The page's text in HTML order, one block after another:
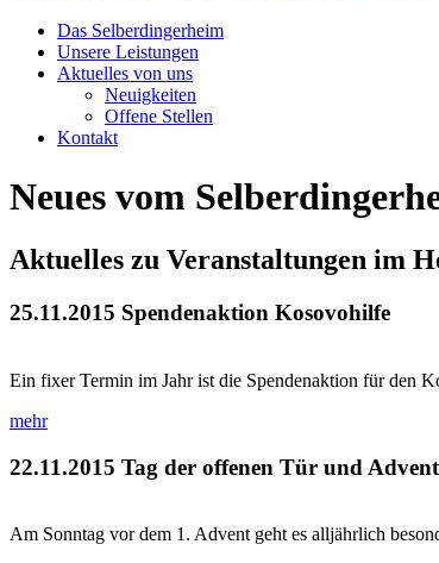
Das Selberdingerheim
Unsere Leistungen
Aktuelles von uns
Neuigkeiten
Offene Stellen
Kontakt
Neues vom
Aktuelles zu Veranstaltungen im
25.11.2015 Spendenaktion Kosovohilfe
Ein fixer Termin im Jahr ist die Spendenaktion für den
mehr
22.11.2015 Tag der offenen Tür und
Am Sonntag vor dem 1. Advent geht es alljährlich